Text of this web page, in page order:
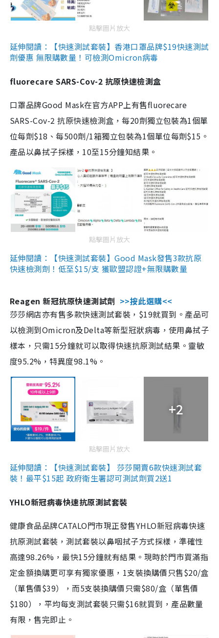
點擊圖片放大
延伸閱讀：【快速測試套裝】香港口罩品牌$19快速測試
劑優惠 無限購數量！可檢測Omicron病毒
fluorecare SARS-Cov-2 抗原快速檢測盒
口罩品牌Good Mask在官方APP上有售fluorecare
SARS-Cov-2 抗原快速檢測盒，每20劑獨立包裝為1個單
位每劑$18、每500劑/1箱獨立包裝為1個單位每劑$15。
產品以鼻拭子採樣，10至15分鐘知結果。
點擊圖片放大
延伸閱讀：【快速測試套裝】Good Mask發售3款抗原
快速檢測劑！低至$15/支 獲歐盟認證+無限購數量
Reagen 新冠抗原快速測試劑 >>按此選購<<
莎莎網店亦有售多款快速測試套裝，$19就買到。產品可
以檢測到Omicron及Delta等新型冠狀病毒，使用鼻拭子
樣本，只需15分鐘就可以取得快速抗原測試結果。靈敏
度95.2%，特異度98.1%。
+2
點擊圖片放大
延伸閱讀：【快速測試套裝】 莎莎開賣6款快速測試套
裝！最平$15起 政府衛生署認可測試劑買2送1
YHLO新冠病毒快速抗原測試套裝
健康食品品牌CATALO門市現正發售YHLO新冠病毒快速
抗原測試套裝，測試套裝以鼻咽拭子方式採樣，準確性
高達98.26%，最快15分鐘就有結果。現時於門市買滿指
定金額換購更可享有獨家優惠，1支裝換購價只售$20/盒
（單售價$39），而5支裝換購價只需$80/盒（單售價
$180），平均每支測試套裝只需$16就買到，產品數量
有限，售完即止。